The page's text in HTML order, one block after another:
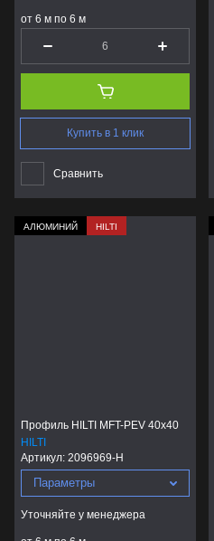
от 6 м по 6 м
Купить в 1 клик
Сравнить
АЛЮМИНИЙ HILTI
Профиль HILTI MFT-PEV 40x40
HILTI
Артикул: 2096969-H
Параметры
Уточняйте у менеджера